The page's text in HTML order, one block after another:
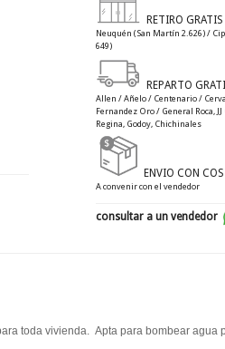
RETIRO GRATIS
Neuquén (San Martín 2.626) /
649)
REPARTO
Allen / Añelo / Centenario /
Fernandez Oro / General Roca,
Regina, Godoy, Chichinales
ENVIO CON
A convenir con el vendedor
consultar a un vendedor
toda vivienda. Apta para bombear agua